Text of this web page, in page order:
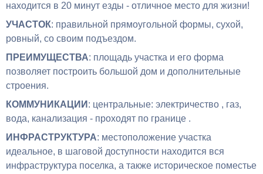
находится в 20 минут езды - отличное место для жизни!
УЧАСТОК: правильной прямоугольной формы, сухой,
ровный, со своим подъездом.
ПРЕИМУЩЕСТВА: площадь участка и его форма
позволяет построить большой дом и дополнительные
строения.
КОММУНИКАЦИИ : центральные: электричество , газ,
вода, канализация - проходят по границе .
ИНФРАСТРУКТУРА: местоположение участка
идеальное, в шаговой доступности находится вся
инфраструктура поселка, а также историческое поместье